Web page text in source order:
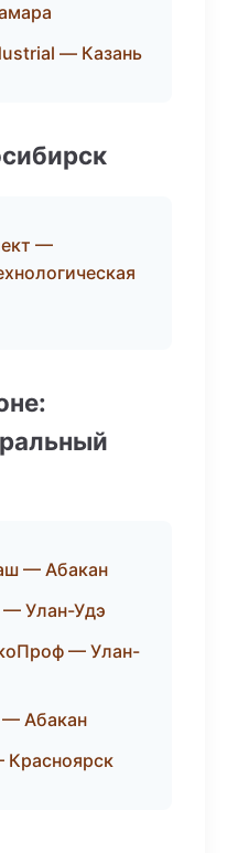
— Казань
—
— Абакан
— Улан-Удэ
— Улан-
— Абакан